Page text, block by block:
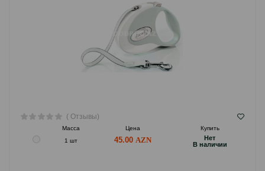
( Отзывы)
Масса Цена
Купить
1 шт
45.00
Hет
B наличии